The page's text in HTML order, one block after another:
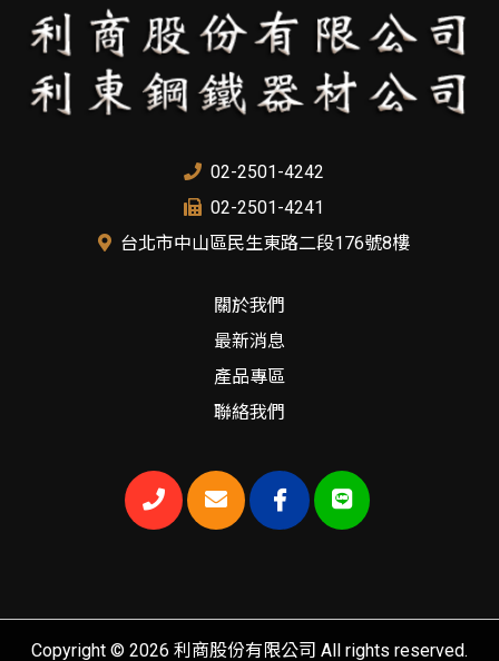
02-2501-4242
02-2501-4241
台北市中山區民生東路二段176號8樓
關於我們
最新消息
產品專區
聯絡我們
Copyright © 2026 利商股份有限公司 All rights reserved.